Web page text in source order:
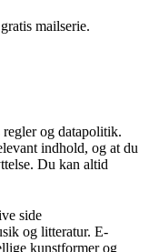
mailserie.
regler og datapolitik.
indhold, og at du
Du kan altid
side
og litteratur. E-
kunstformer og